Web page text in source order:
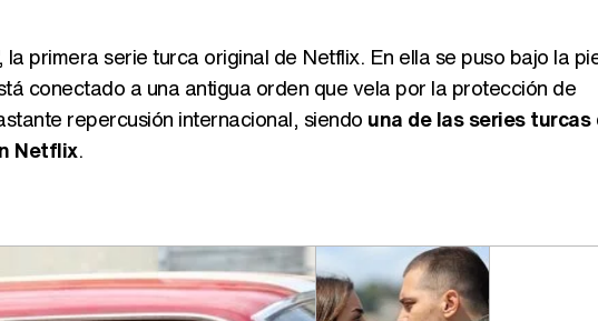
primera serie turca original de Netflix. En ella se puso bajo la
conectado a una antigua orden que vela por la protección de
repercusión internacional, siendo una de las series turcas
Netflix.